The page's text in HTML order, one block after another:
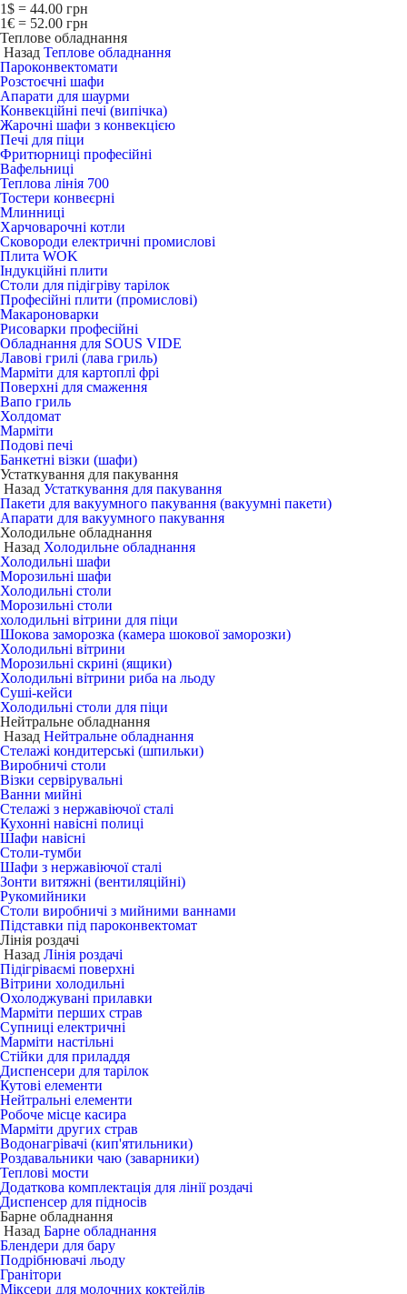
1$ = 44.00 грн
1€ = 52.00 грн
Теплове обладнання
Назад Теплове обладнання
Пароконвектомати
Розстоєчні шафи
Апарати для шаурми
Конвекційні печі (випічка)
Жарочні шафи з конвекцією
Печі для піци
Фритюрниці професійні
Вафельниці
Теплова лінія 700
Тостери конвеєрні
Млинниці
Харчоварочні котли
Сковороди електричні промислові
Плита WOK
Індукційні плити
Столи для підігріву тарілок
Професійні плити (промислові)
Макароноварки
Рисоварки професійні
Обладнання для SOUS VIDE
Лавові грилі (лава гриль)
Марміти для картоплі фрі
Поверхні для смаження
Вапо гриль
Холдомат
Марміти
Подові печі
Банкетні візки (шафи)
Устаткування для пакування
Назад Устаткування для пакування
Пакети для вакуумного пакування (вакуумні пакети)
Апарати для вакуумного пакування
Холодильне обладнання
Назад Холодильне обладнання
Холодильні шафи
Морозильні шафи
Холодильні столи
Морозильні столи
холодильні вітрини для піци
Шокова заморозка (камера шокової заморозки)
Холодильні вітрини
Морозильні скрині (ящики)
Холодильні вітрини риба на льоду
Суші-кейси
Холодильні столи для піци
Нейтральне обладнання
Назад Нейтральне обладнання
Стелажі кондитерські (шпильки)
Виробничі столи
Візки сервірувальні
Ванни мийні
Стелажі з нержавіючої сталі
Кухонні навісні полиці
Шафи навісні
Столи-тумби
Шафи з нержавіючої сталі
Зонти витяжні (вентиляційні)
Рукомийники
Столи виробничі з мийними ваннами
Підставки під пароконвектомат
Лінія роздачі
Назад Лінія роздачі
Підігріваємі поверхні
Вітрини холодильні
Охолоджувані прилавки
Марміти перших страв
Супниці електричні
Марміти настільні
Стійки для приладдя
Диспенсери для тарілок
Кутові елементи
Нейтральні елементи
Робоче місце касира
Марміти других страв
Водонагрівачі (кип'ятильники)
Роздавальники чаю (заварники)
Теплові мости
Додаткова комплектація для лінії роздачі
Диспенсер для підносів
Барне обладнання
Назад Барне обладнання
Блендери для бару
Подрібнювачі льоду
Гранітори
Міксери для молочних коктейлів